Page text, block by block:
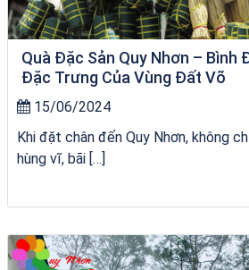
Quà Đặc Sản Quy Nhơn – Bình
Đặc Trưng Của Vùng Đất Võ
15/06/2024
Khi đặt chân đến Quy Nhơn, không
hùng vĩ, bãi […]
Tour Lào Cai Quy Nhơn